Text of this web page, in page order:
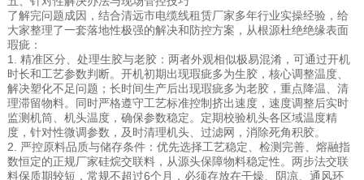
了解完问题成因，结合清远市电缆线租赁厂家多年行业实操经验，给
大家整理了一套落地性极强的解决和防控方案，从根源杜绝绝缘表面
瑕疵：
1. 精准区分、处理生胶与老胶：两者外观相似极易混淆，可通过开机
时长和工艺参数判断。开机初期出现瑕疵多为生胶，核心调整温度、
解决塑化不足问题；长时间生产后出现瑕疵多为老胶，重点降温、清
理滞留物料。同时严格遵守工艺标准控制挤出速度，速度调整后实时
监测机筒、机头温度，确保参数稳定。定期校验机头各区域温度精
度，针对性微调参数，及时清理机头、过滤网，消除死角积胶。
2. 严控原料品质与储存条件：优先选择工艺稳定、检测完善、熔融指
数恒定的正规厂家硅烷交联料，从源头保障物料稳定性。两步法交联
料保质期较短，常规不超过6个月，必须存放在干燥、阴凉、通风环